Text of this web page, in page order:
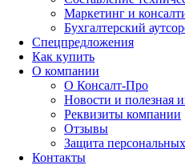
Маркетинг и
Бухгалтерский
Спецпредложения
Как купить
О компании
О Консалт-Про
Новости и полезная
Реквизиты компании
Отзывы
Защита
Контакты